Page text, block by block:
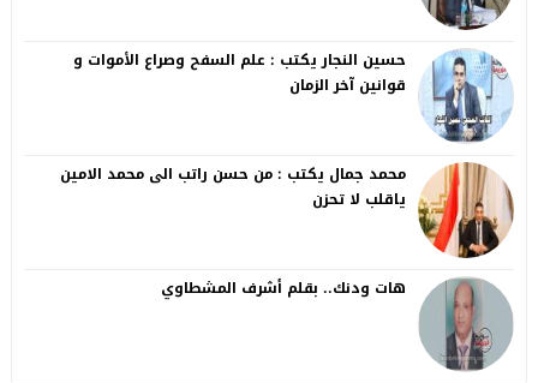
حسين النجار يكتب : علم السفح وصراع الأموات و
قوانين آخر الزمان
محمد جمال يكتب : من حسن راتب الى محمد الامين
ياقلب لا تحزن
هات ودنك.. بقلم أشرف المشطاوي